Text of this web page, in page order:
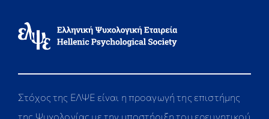
Στόχος της ΕΛΨΕ είναι η προαγωγή της επιστήμης
της Ψυχολογίας με την υποστήριξη του ερευνητικού